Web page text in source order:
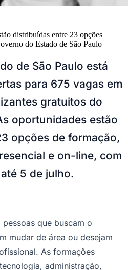
distribuídas entre 23 opções
do Estado de São Paulo
de São Paulo está
para 675 vagas em
gratuitos do
oportunidades estão
opções de formação,
e on-line, com
5 de julho.
que buscam o
mudar de área ou desejam
As formações
administração,